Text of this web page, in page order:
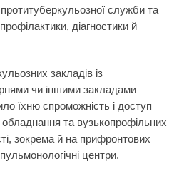
служби та
діагностики й
закладів із
чи іншими закладами
їхню спроможність і доступ
та вузькопрофільних
зокрема й на прифронтових
центри.